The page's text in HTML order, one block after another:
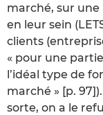
marché, sur
en leur sein
clients
« pour une
l’idéal type de
marché » [p.
sorte, on a le